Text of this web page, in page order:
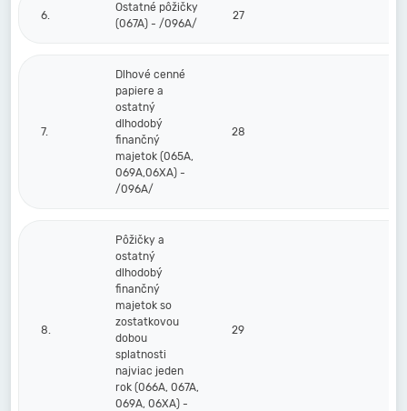
6.
Ostatné pôžičky
(067A) - /096A/
27
7.
Dlhové cenné
papiere a
ostatný
dlhodobý
finančný
majetok (065A,
069A,06XA) -
/096A/
28
8.
Pôžičky a
ostatný
dlhodobý
finančný
majetok so
zostatkovou
dobou
splatnosti
najviac jeden
rok (066A, 067A,
069A, 06XA) -
29